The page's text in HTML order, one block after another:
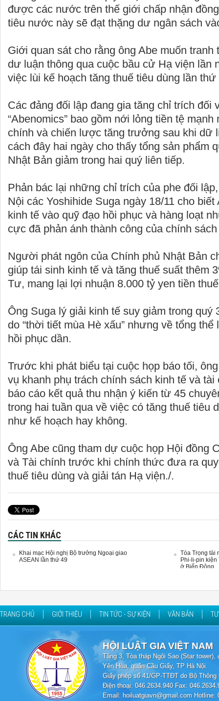
được các nước trên thế giới chấp nhận
tiêu nước này sẽ đạt thặng dư ngân sách
Giới quan sát cho rằng ông Abe muốn tranh
dư luận thông qua cuộc bầu cử Hạ viện lần
việc lùi kế hoạch tăng thuế tiêu dùng lần
Các đảng đối lập đang gia tăng chỉ trích đối
“Abenomics” bao gồm nới lỏng tiền tệ
chính và chiến lược tăng trưởng sau khi dữ
cách đây hai ngày cho thấy tổng sản phẩm
Nhật Bản giảm trong hai quý liên tiếp.
Phản bác lại những chỉ trích của phe đối
Nội các Yoshihide Suga ngày 18/11 cho
kinh tế vào quỹ đạo hồi phục và hàng loạt
cực đã phản ánh thành công của chính
Người phát ngôn của Chính phủ Nhật Bản
giúp tái sinh kinh tế và tăng thuế suất thêm
Tư, mang lại lợi nhuận 8.000 tỷ yen tiền
Ông Suga lý giải kinh tế suy giảm trong quý
do “thời tiết mùa Hè xấu” nhưng về tổng
hồi phục dần.
Trước khi phát biểu tại cuộc họp báo tối,
vụ khanh phụ trách chính sách kinh tế và tài
báo cáo kết quả thu nhận ý kiến từ 45
trong hai tuần qua về việc có tăng thuế tiêu
như kế hoạch hay không.
Ông Abe cũng tham dự cuộc họp Hội đồng
và Tài chính trước khi chính thức đưa ra
thuế tiêu dùng và giải tán Hạ viện./.
CÁC TIN KHÁC
Khai mạc Hội nghị Bộ trưởng Ngoại giao
ASEAN lần thứ 49
Tòa Trọng tài
Phi-li-pin kiện
ở Biển Đông
TRANG CHỦ GIỚI THIỆU TIN TỨC - SỰ KIỆN VĂN BẢN
HỘI LUẬT GIA VIỆT NAM
Tầng 3, Tòa tháp Ngôi Sao (Star
Yên Hòa, quận Cầu Giấy, TP Hà Nội.
Giấy phép số 41/GP-TTĐT do Bộ
Điện thoại: 046.2634.940 Fax:
Email: hoiluatgiavn@gmail.com Hotline: